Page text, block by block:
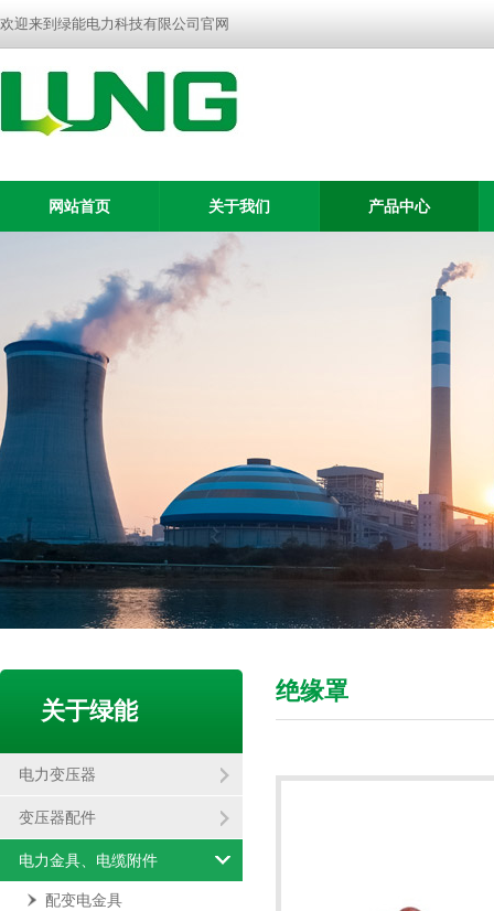
欢迎来到绿能电力科技有限公司官网
网站首页 关于我们 产品中心
关于绿能
电力变压器
变压器配件
电力金具、电缆附件
配变电金具
绝缘罩